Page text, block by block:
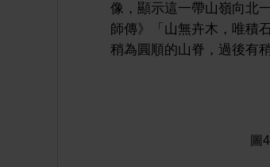
像，顯示這一帶山嶺向北
師傳》「山無卉木，唯積
稍為圓順的山脊，過後有
圖